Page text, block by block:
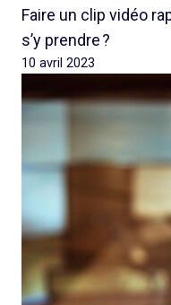
Faire un clip vidéo
s’y prendre ?
10 avril 2023